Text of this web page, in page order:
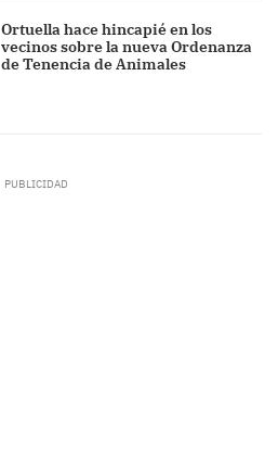
Ortuella hace hincapié en los
vecinos sobre la nueva Ordenanza
de Tenencia de Animales